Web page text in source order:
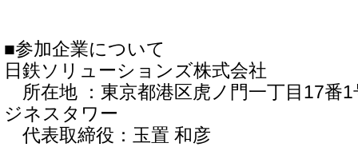
■参加企業について
日鉄ソリューションズ株式会社
所在地 ：東京都港区虎ノ門一丁目17番
ジネスタワー
代表取締役：玉置 和彦